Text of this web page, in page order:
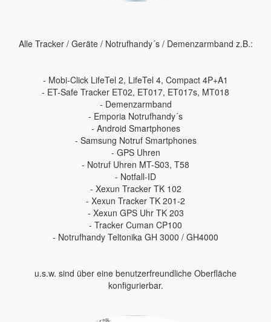
Alle Tracker / Geräte / Notrufhandy´s / Demenzarmband z.B.:
- Mobi-Click LifeTel 2, LifeTel 4, Compact 4P+A1
- ET-Safe Tracker ET02, ET017, ET017s, MT018
- Demenzarmband
- Emporia Notrufhandy´s
- Android Smartphones
- Samsung Notruf Smartphones
- GPS Uhren
- Notruf Uhren MT-S03, T58
- Notfall-ID
- Xexun Tracker TK 102
- Xexun Tracker TK 201-2
- Xexun GPS Uhr TK 203
- Tracker Cuman CP100
- Notrufhandy Teltonika GH 3000 / GH4000
u.s.w. sind über eine benutzerfreundliche Oberfläche
konfigurierbar.